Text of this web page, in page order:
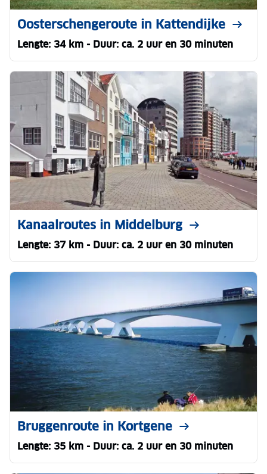
Oosterschengeroute in Kattendijke
Lengte: 34 km - Duur: ca. 2 uur en 30 minuten
Kanaalroutes in Middelburg
Lengte: 37 km - Duur: ca. 2 uur en 30 minuten
Bruggenroute in Kortgene
Lengte: 35 km - Duur: ca. 2 uur en 30 minuten